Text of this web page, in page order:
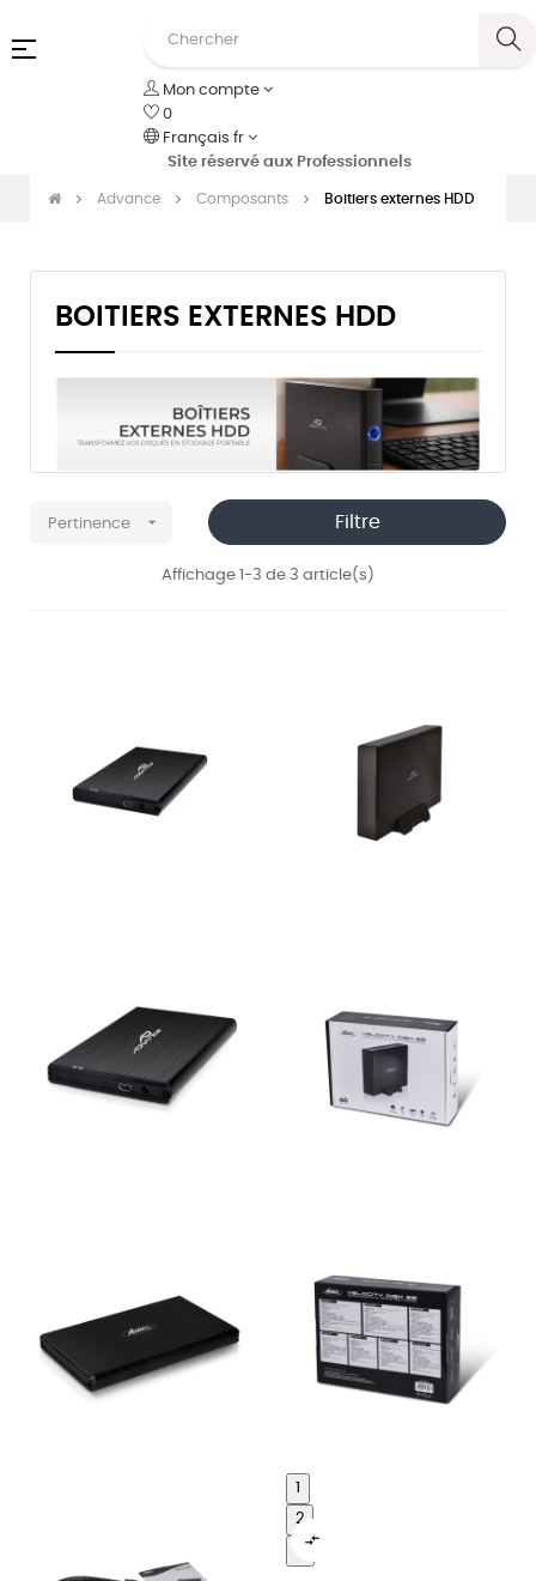
Basculer
☰
Mon compte
0
Français fr
Site réservé aux Professionnels
Advance Composants Boitiers externes HDD
BOITIERS EXTERNES HDD
Pertinence  Filtre
Affichage 1-3 de 3 article(s)
2
